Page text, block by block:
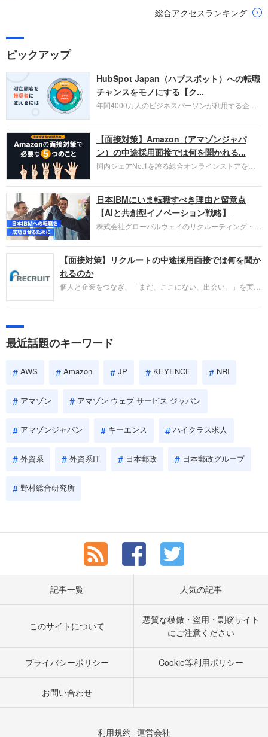
総合アクセスランキング
ピックアップ
HubSpot Japan（ハブスポット）への転職
チャンスをモノにする【ク...
年間4000万人のビジネスパーソンが利用する企業
お勧めするイチオシ企業をご紹介します。今回はク
ラウド型CRMプラットフォームを提供する
HubSpot Japan（ハブスポット・ジャパン）株式会
社です。採用面接対策の企業研究にご活用くださ
い。
【面接対策】Amazon（アマゾンジャパ
ン）の中途採用面接では何を聞かれる...
国内シェアNo.1を誇る総合オンラインストアを運
圧倒的な存在感を持つAmazon。中途採用面接では
過去の具体的な業務成果やリーダーシップの発揮、
失敗からの学びが重視され、人間性やカルチャーフ
ィットも評価対象となり、長期的に成長できる仲間
であるかを多角的に審査されます。
日本IBMにいま転職すべき理由と留意点
【AIと共創型イノベーション戦略】
株式会社グローバルウェイのリクルーティング・パ
パーソンが利用する企業口コミサイト「キャリコ
ネ」の転職エージェントがお勧めするイチオシ企業
IBMです。採用面接対策の企業研究にご活用くださ
い。
【面接対策】リクルートの中途採用面接では何を聞か
れるのか
個人と企業をつなぎ、「まだ、ここにない、出会い。」を実現
やこれまでの成果を具体的に問われるほか、「人間性」も評価
しょう。
最近話題のキーワード
AWS Amazon JP KEYENCE NRI
アマゾン アマゾン ウェブ サービス ジャパン
アマゾンジャパン キーエンス ハイクラス求人
外資系 外資系IT 日本郵政 日本郵政グループ
野村総合研究所
記事一覧 人気の記事
このサイトについて
悪質な模倣・盗用・剽窃サイト
にご注意ください
プライバシーポリシー Cookie等利用ポリシー
お問い合わせ
利用規約 運営会社